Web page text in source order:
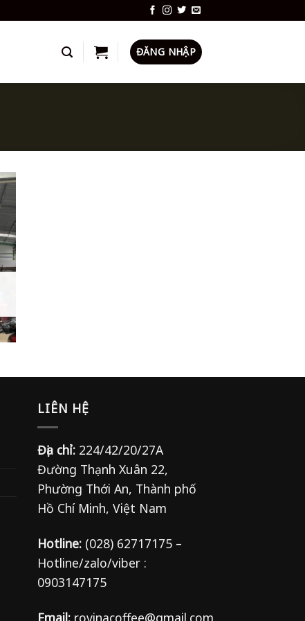
ĐĂNG NHẬP
LIÊN HỆ
Địa chỉ: 224/42/20/27A
Đường Thạnh Xuân 22,
Phường Thới An, Thành phố
Hồ Chí Minh, Việt Nam
Hotline: (028) 62717175 –
Hotline/zalo/viber :
0903147175
Email: rovinacoffee@gmail.com